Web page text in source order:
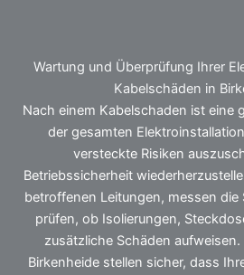
Wartung und Überprüfung Ihrer
Kabelschäden in
Nach einem Kabelschaden ist eine
der gesamten
versteckte Risiken
Betriebssicherheit
betroffenen Leitungen, messen die
prüfen, ob Isolierungen,
zusätzliche Schäden
Birkenheide stellen sicher, dass